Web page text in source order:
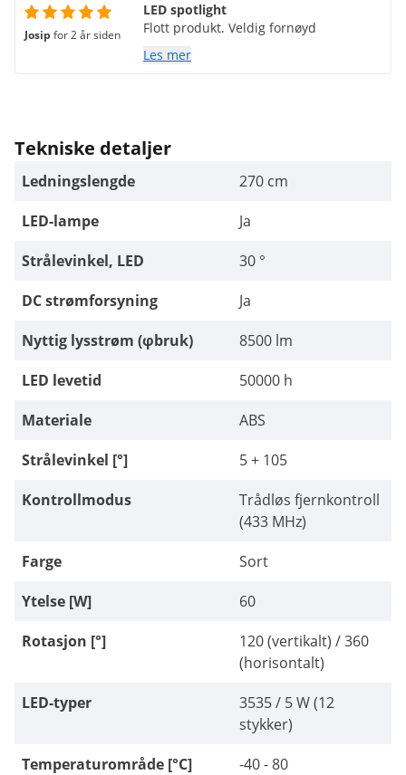
Josip for 2 år siden
LED spotlight
Flott produkt. Veldig fornøyd
Les mer
Tekniske detaljer
Ledningslengde
270 cm
LED-lampe
Ja
Strålevinkel, LED
30 °
DC strømforsyning
Ja
Nyttig lysstrøm (φbruk)
8500 lm
LED levetid
50000 h
Materiale
ABS
Strålevinkel [°]
5 + 105
Kontrollmodus
Trådløs fjernkontroll
(433 MHz)
Farge
Sort
Ytelse [W]
60
Rotasjon [°]
120 (vertikalt) / 360
(horisontalt)
LED-typer
3535 / 5 W (12
stykker)
Temperaturområde [°C]
-40 - 80